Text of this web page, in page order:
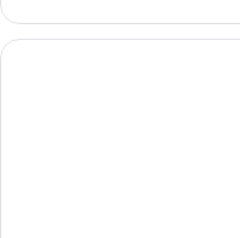
Seaview
pool
villa